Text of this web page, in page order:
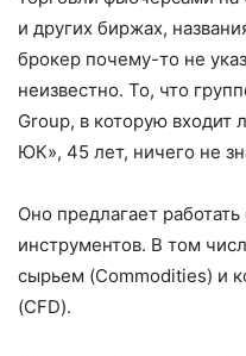
и других биржах,
брокер почему-то не
неизвестно. То, что
Group, в которую входит
ЮК», 45 лет, ничего не
Оно предлагает
инструментов. В том
сырьем (Commodities) и
(CFD).